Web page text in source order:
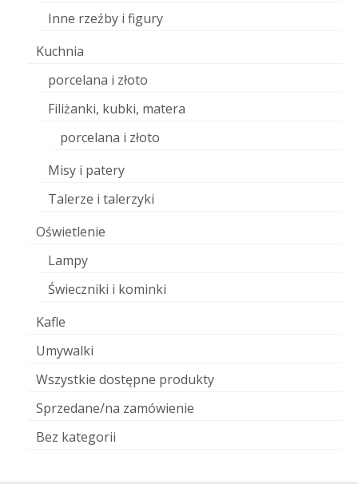
Inne rzeźby i figury
Kuchnia
porcelana i złoto
Filiżanki, kubki, matera
porcelana i złoto
Misy i patery
Talerze i talerzyki
Oświetlenie
Lampy
Świeczniki i kominki
Kafle
Umywalki
Wszystkie dostępne produkty
Sprzedane/na zamówienie
Bez kategorii